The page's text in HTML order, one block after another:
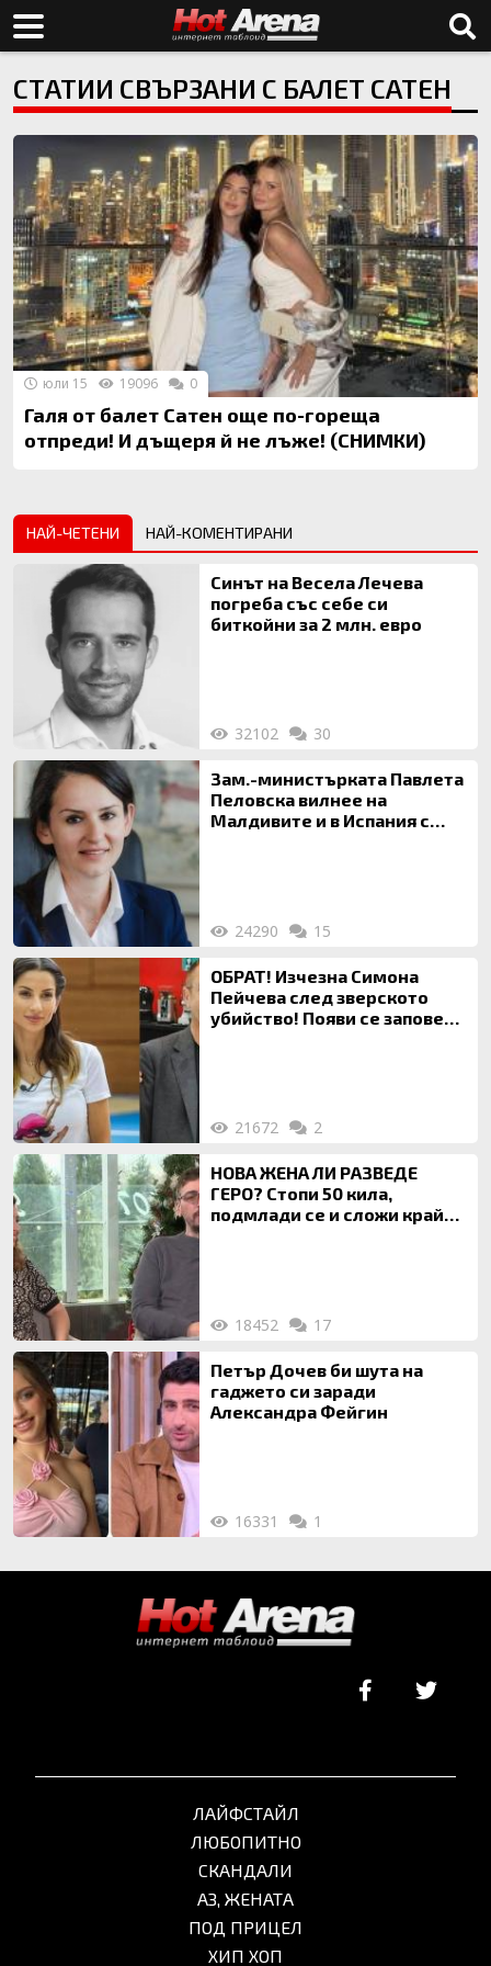
СТАТИИ СВЪРЗАНИ С БАЛЕТ САТЕН
Галя от балет Сатен още по-гореща
отпреди! И дъщеря й не лъже! (СНИМКИ)
юли 15 19096 0
НАЙ-ЧЕТЕНИ НАЙ-КОМЕНТИРАНИ
Синът на Весела Лечева
погреба със себе си
биткойни за 2 млн. евро
32102 30
Зам.-министърката Павлета
Пеловска вилнее на
Малдивите и в Испания с
24290 15
ОБРАТ! Изчезна Симона
Пейчева след зверското
убийство! Появи се заповед
21672 2
НОВА ЖЕНА ЛИ РАЗВЕДЕ
ГЕРО? Стопи 50 кила,
подмлади се и сложи край
18452 17
Петър Дочев би шута на
гаджето си заради
Александра Фейгин
16331 1
ЛАЙФСТАЙЛ
ЛЮБОПИТНО
СКАНДАЛИ
АЗ, ЖЕНАТА
ПОД ПРИЦЕЛ
ХИП ХОП